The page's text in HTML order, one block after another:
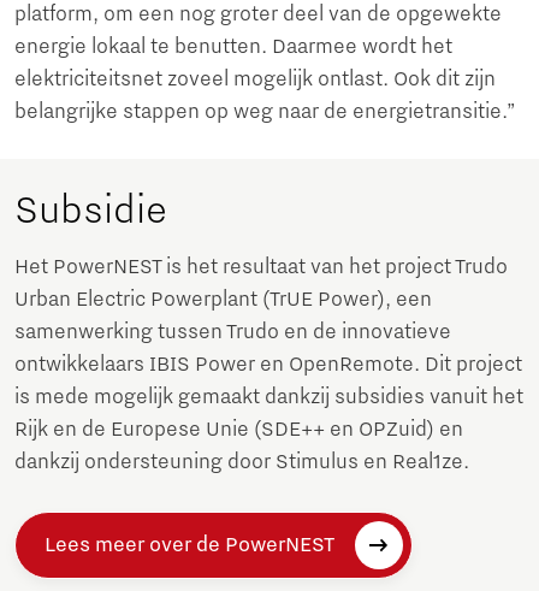
platform, om een nog groter deel van de opgewekte
energie lokaal te benutten. Daarmee wordt het
elektriciteitsnet zoveel mogelijk ontlast. Ook dit zijn
belangrijke stappen op weg naar de energietransitie.”
Subsidie
Het PowerNEST is het resultaat van het project Trudo
Urban Electric Powerplant (TrUE Power), een
samenwerking tussen Trudo en de innovatieve
ontwikkelaars IBIS Power en OpenRemote. Dit project
is mede mogelijk gemaakt dankzij subsidies vanuit het
Rijk en de Europese Unie (SDE++ en OPZuid) en
dankzij ondersteuning door Stimulus en Real1ze.
Lees meer over de PowerNEST